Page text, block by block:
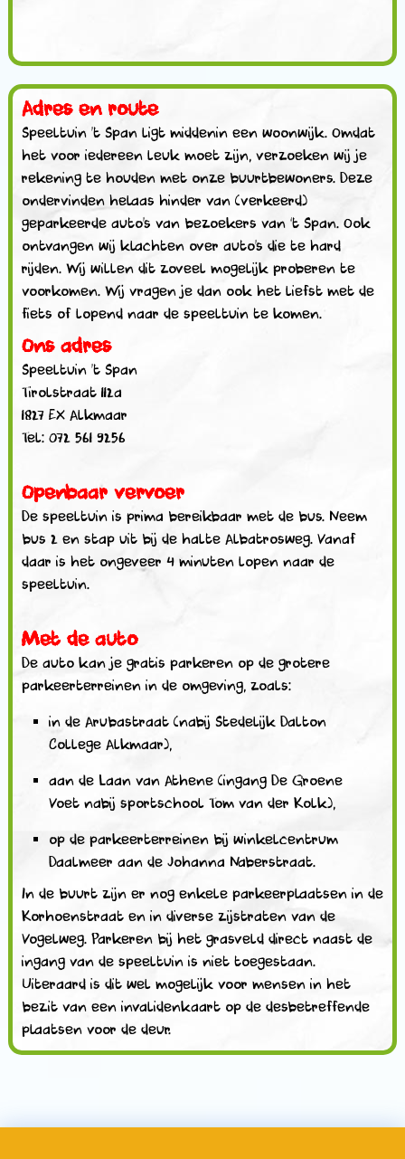
Adres en route
Speeltuin ’t Span ligt middenin een woonwijk. Omdat
het voor iedereen leuk moet zijn, verzoeken wij je
rekening te houden met onze buurtbewoners. Deze
ondervinden helaas hinder van (verkeerd)
geparkeerde auto’s van bezoekers van ‘t Span. Ook
ontvangen wij klachten over auto’s die te hard
rijden. Wij willen dit zoveel mogelijk proberen te
voorkomen. Wij vragen je dan ook het liefst met de
fiets of lopend naar de speeltuin te komen.
Ons adres
Speeltuin ’t Span
Tirolstraat 112a
1827 EX Alkmaar
Tel: 072 561 9256
Openbaar vervoer
De speeltuin is prima bereikbaar met de bus. Neem
bus 2 en stap uit bij de halte Albatrosweg. Vanaf
daar is het ongeveer 4 minuten lopen naar de
speeltuin.
Met de auto
De auto kan je gratis parkeren op de grotere
parkeerterreinen in de omgeving, zoals:
in de Arubastraat (nabij Stedelijk Dalton
College Alkmaar),
aan de Laan van Athene (ingang De Groene
Voet nabij sportschool Tom van der Kolk),
op de parkeerterreinen bij winkelcentrum
Daalmeer aan de Johanna Naberstraat.
In de buurt zijn er nog enkele parkeerplaatsen in de
Korhoenstraat en in diverse zijstraten van de
Vogelweg. Parkeren bij het grasveld direct naast de
ingang van de speeltuin is niet toegestaan.
Uiteraard is dit wel mogelijk voor mensen in het
bezit van een invalidenkaart op de desbetreffende
plaatsen voor de deur.